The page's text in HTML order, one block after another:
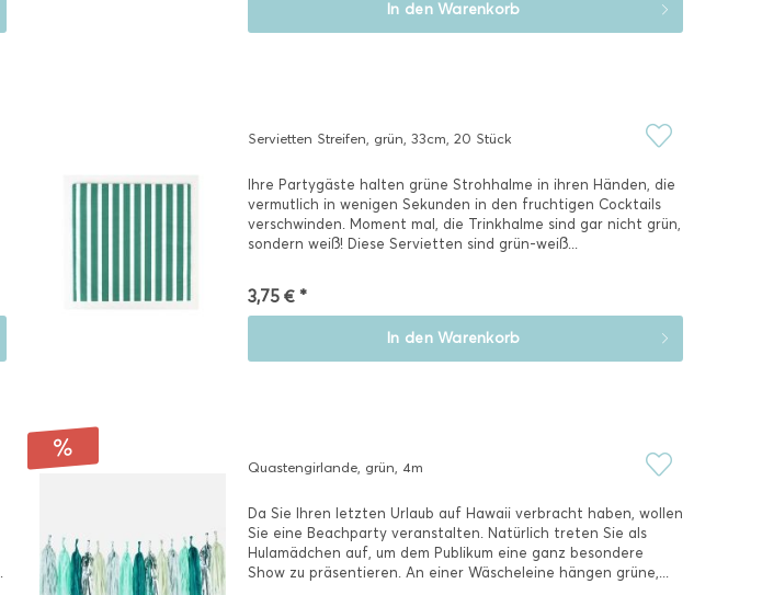
In den Warenkorb
Servietten Streifen, grün, 33cm, 20 Stück
Ihre Partygäste halten grüne Strohhalme in ihren Händen, die
vermutlich in wenigen Sekunden in den fruchtigen Cocktails
verschwinden. Moment mal, die Trinkhalme sind gar nicht grün,
sondern weiß! Diese Servietten sind grün-weiß...
3,75 € *
In den Warenkorb
Quastengirlande, grün, 4m
Da Sie Ihren letzten Urlaub auf Hawaii verbracht haben, wollen
Sie eine Beachparty veranstalten. Natürlich treten Sie als
Hulamädchen auf, um dem Publikum eine ganz besondere
Show zu präsentieren. An einer Wäscheleine hängen grüne,...